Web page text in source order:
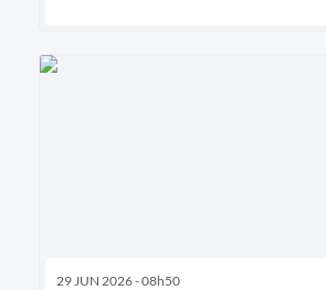
29 JUN 2026 - 08h50